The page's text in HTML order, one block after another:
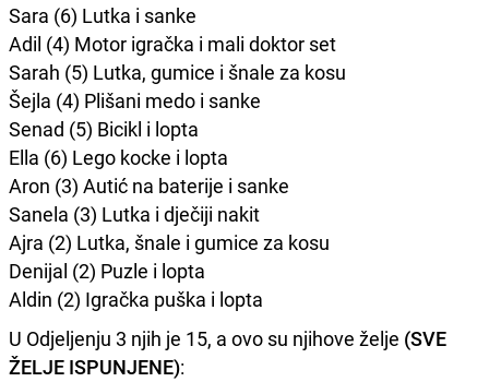
Sara (6) Lutka i sanke
Adil (4) Motor igračka i mali doktor set
Sarah (5) Lutka, gumice i šnale za kosu
Šejla (4) Plišani medo i sanke
Senad (5) Bicikl i lopta
Ella (6) Lego kocke i lopta
Aron (3) Autić na baterije i sanke
Sanela (3) Lutka i dječiji nakit
Ajra (2) Lutka, šnale i gumice za kosu
Denijal (2) Puzle i lopta
Aldin (2) Igračka puška i lopta
U Odjeljenju 3 njih je 15, a ovo su njihove želje (SVE
ŽELJE ISPUNJENE):